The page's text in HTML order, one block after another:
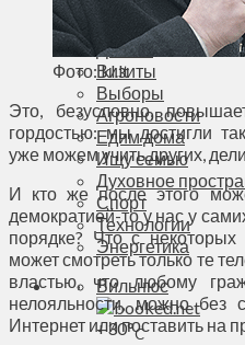
Происшествия
Приграничье
Деньги
Визиты
Выборы
Агроновости
Едим дома
Ищу семью
Духовное
Спорт
Технологии
Энергетика
Вильнюс
+30°C
Фото: kl.lt
Это, безусловно,
гордостью: мы достигли
уже можем учить других,
И кто же после этого
демократией-то у нас у
порядке? Что с
может смотреть только те
властью, что любому
нелояльности, можно без
Интернет или поставить на